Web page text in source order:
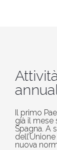
Il primo
già il mese
Spagna. A
nuova